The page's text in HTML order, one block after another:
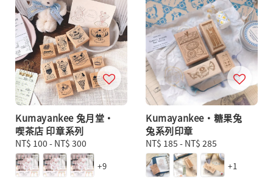
Kumayankee 兔月堂・
喫茶店 印章系列
Regular
price
NT$ 100 - NT$ 300
+9
Kumayankee・糖果兔
兔系列印章
Regular
price
NT$ 185 - NT$ 285
+1